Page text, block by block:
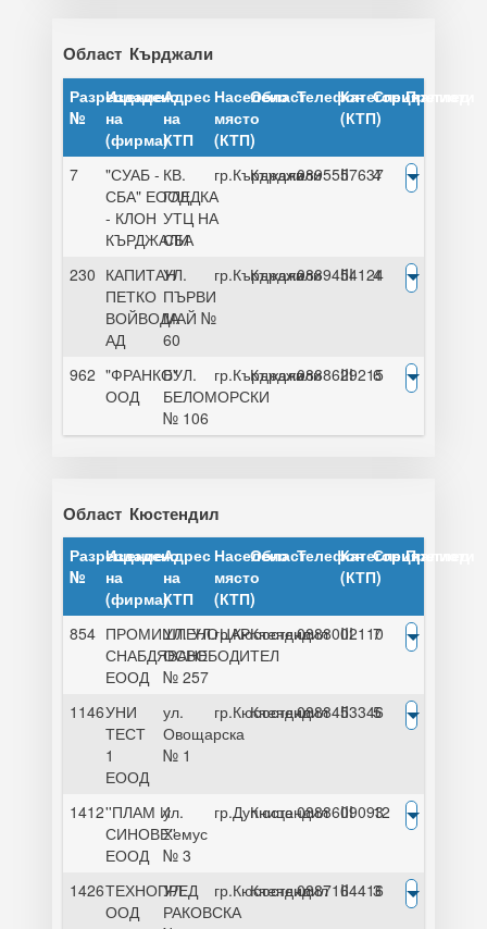
Област Кърджали
Разрешение
№
Издадено
на
(фирма)
Адрес
на
КТП
Населено
място
(КТП)
ОбластТелефонКатегория
(КТП)
Специалисти
Преглед
7
"СУАБ -
СБА" ЕООД
- КЛОН
КЪРДЖАЛИ
КВ.
ГЛЕДКА
УТЦ НА
СБА
гр.Кърджали
Кърджали0895557637
II 4
230 КАПИТАН
ПЕТКО
ВОЙВОДА
АД
УЛ.
ПЪРВИ
МАЙ №
60
гр.Кърджали
Кърджали0889454124
III 4
962 "ФРАНКО"
ООД
БУЛ.
БЕЛОМОРСКИ
№ 106
гр.Кърджали
Кърджали0888629215
III 6
Област Кюстендил
Разрешение
№
Издадено
на
(фирма)
Адрес
на
КТП
Населено
място
(КТП)
ОбластТелефонКатегория
(КТП)
Специалисти
Преглед
854 ПРОМИШЛЕНО
СНАБДЯВАНЕ
ЕООД
УЛ. УЛ. ЦАР
ОСВОБОДИТЕЛ
№ 257
гр.Кюстендил
Кюстендил0888002110
III 7
1146УНИ
ТЕСТ
1
ЕООД
ул.
Овощарска
№ 1
гр.Кюстендил
Кюстендил0888453346
II 5
1412''ПЛАМ И
СИНОВЕ''
ЕООД
ул.
Хемус
№ 3
гр.Дупница
Кюстендил0888609093
III 12
1426ТЕХНОПРЕД
ООД
УЛ.
РАКОВСКА
гр.Кюстендил
Кюстендил0887164416
II 3